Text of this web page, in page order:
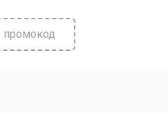
промокод